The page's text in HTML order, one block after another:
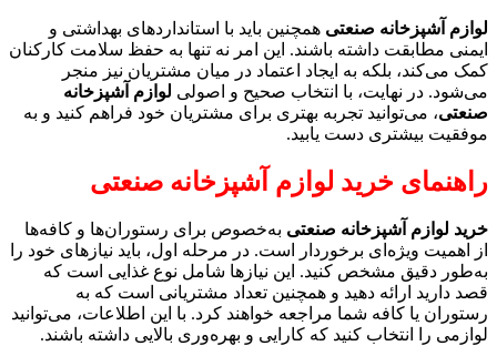
لوازم آشپزخانه صنعتی همچنین باید با استانداردهای بهداشتی و
ایمنی مطابقت داشته باشند. این امر نه تنها به حفظ سلامت کارکنان
کمک می‌کند، بلکه به ایجاد اعتماد در میان مشتریان نیز منجر
می‌شود. در نهایت، با انتخاب صحیح و اصولی لوازم آشپزخانه
صنعتی، می‌توانید تجربه بهتری برای مشتریان خود فراهم کنید و به
موفقیت بیشتری دست یابید.
راهنمای خرید لوازم آشپزخانه صنعتی
خرید لوازم آشپزخانه صنعتی به‌خصوص برای رستوران‌ها و کافه‌ها
از اهمیت ویژه‌ای برخوردار است. در مرحله اول، باید نیازهای خود را
به‌طور دقیق مشخص کنید. این نیازها شامل نوع غذایی است که
قصد دارید ارائه دهید و همچنین تعداد مشتریانی است که به
رستوران یا کافه شما مراجعه خواهند کرد. با این اطلاعات، می‌توانید
لوازمی را انتخاب کنید که کارایی و بهره‌وری بالایی داشته باشند.